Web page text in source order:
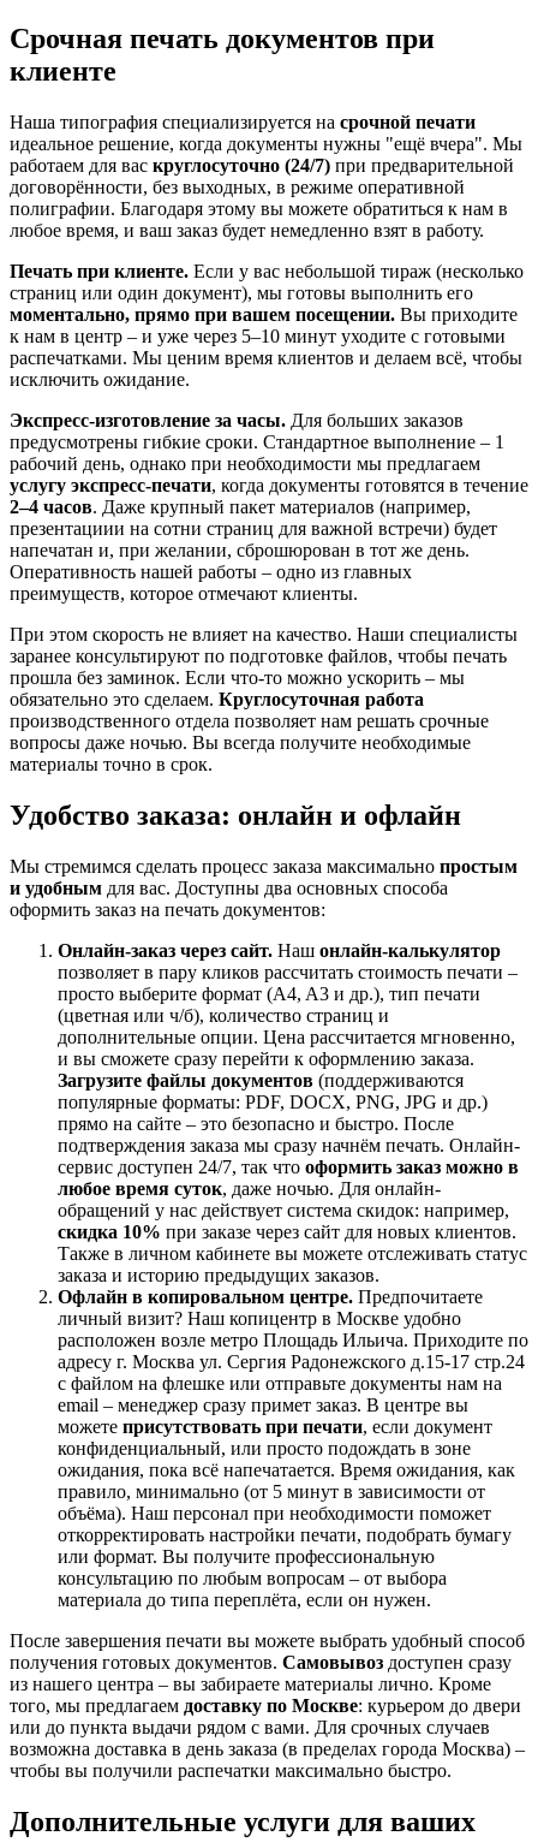
Срочная печать документов при
клиенте
Наша типография специализируется на срочной печати
идеальное решение, когда документы нужны "ещё вчера". Мы
работаем для вас круглосуточно (24/7) при предварительной
договорённости, без выходных, в режиме оперативной
полиграфии. Благодаря этому вы можете обратиться к нам в
любое время, и ваш заказ будет немедленно взят в работу.
Печать при клиенте. Если у вас небольшой тираж (несколько
страниц или один документ), мы готовы выполнить его
моментально, прямо при вашем посещении. Вы приходите
к нам в центр – и уже через 5–10 минут уходите с готовыми
распечатками. Мы ценим время клиентов и делаем всё, чтобы
исключить ожидание.
Экспресс-изготовление за часы. Для больших заказов
предусмотрены гибкие сроки. Стандартное выполнение – 1
рабочий день, однако при необходимости мы предлагаем
услугу экспресс-печати, когда документы готовятся в течение
2–4 часов. Даже крупный пакет материалов (например,
презентациии на сотни страниц для важной встречи) будет
напечатан и, при желании, сброшюрован в тот же день.
Оперативность нашей работы – одно из главных
преимуществ, которое отмечают клиенты.
При этом скорость не влияет на качество. Наши специалисты
заранее консультируют по подготовке файлов, чтобы печать
прошла без заминок. Если что-то можно ускорить – мы
обязательно это сделаем. Круглосуточная работа
производственного отдела позволяет нам решать срочные
вопросы даже ночью. Вы всегда получите необходимые
материалы точно в срок.
Удобство заказа: онлайн и офлайн
Мы стремимся сделать процесс заказа максимально простым
и удобным для вас. Доступны два основных способа
оформить заказ на печать документов:
Онлайн-заказ через сайт. Наш онлайн-калькулятор
позволяет в пару кликов рассчитать стоимость печати –
просто выберите формат (A4, A3 и др.), тип печати
(цветная или ч/б), количество страниц и
дополнительные опции. Цена рассчитается мгновенно,
и вы сможете сразу перейти к оформлению заказа.
Загрузите файлы документов (поддерживаются
популярные форматы: PDF, DOCX, PNG, JPG и др.)
прямо на сайте – это безопасно и быстро. После
подтверждения заказа мы сразу начнём печать. Онлайн-
сервис доступен 24/7, так что оформить заказ можно в
любое время суток, даже ночью. Для онлайн-
обращений у нас действует система скидок: например,
скидка 10% при заказе через сайт для новых клиентов.
Также в личном кабинете вы можете отслеживать статус
заказа и историю предыдущих заказов.
Офлайн в копировальном центре. Предпочитаете
личный визит? Наш копицентр в Москве удобно
расположен возле метро Площадь Ильича. Приходите по
адресу г. Москва ул. Сергия Радонежского д.15-17 стр.24
с файлом на флешке или отправьте документы нам на
email – менеджер сразу примет заказ. В центре вы
можете присутствовать при печати, если документ
конфиденциальный, или просто подождать в зоне
ожидания, пока всё напечатается. Время ожидания, как
правило, минимально (от 5 минут в зависимости от
объёма). Наш персонал при необходимости поможет
откорректировать настройки печати, подобрать бумагу
или формат. Вы получите профессиональную
консультацию по любым вопросам – от выбора
материала до типа переплёта, если он нужен.
После завершения печати вы можете выбрать удобный способ
получения готовых документов. Самовывоз доступен сразу
из нашего центра – вы забираете материалы лично. Кроме
того, мы предлагаем доставку по Москве: курьером до двери
или до пункта выдачи рядом с вами. Для срочных случаев
возможна доставка в день заказа (в пределах города Москва) –
чтобы вы получили распечатки максимально быстро.
Дополнительные услуги для ваших